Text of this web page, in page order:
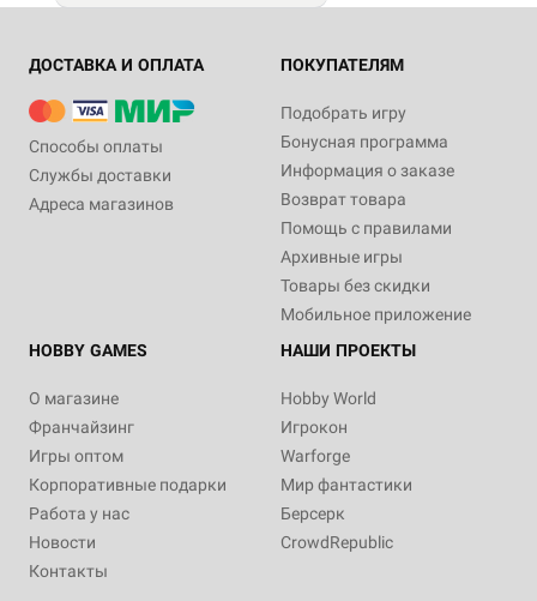
ДОСТАВКА И ОПЛАТА
Способы оплаты
Службы доставки
Адреса магазинов
ПОКУПАТЕЛЯМ
Подобрать игру
Бонусная программа
Информация о заказе
Возврат товара
Помощь с правилами
Архивные игры
Товары без скидки
Мобильное приложение
HOBBY GAMES
О магазине
Франчайзинг
Игры оптом
Корпоративные подарки
Работа у нас
Новости
Контакты
НАШИ ПРОЕКТЫ
Hobby World
Игрокон
Warforge
Мир фантастики
Берсерк
CrowdRepublic